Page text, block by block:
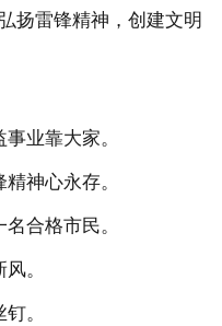
雷锋精神，创建文明
业靠大家。
神心永存。
合格市民。
。
。